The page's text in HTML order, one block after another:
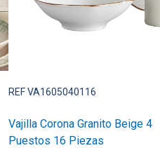
REF VA1605040116
Vajilla Corona Granito Beige 4
Puestos 16 Piezas